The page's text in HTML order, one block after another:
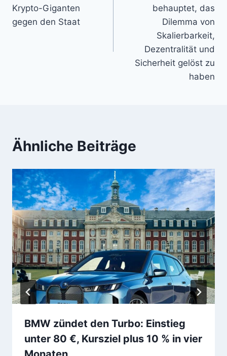
Krypto-Giganten
gegen den Staat
behauptet, das
Dilemma von
Skalierbarkeit,
Dezentralität und
Sicherheit gelöst zu
haben
Ähnliche Beiträge
BMW zündet den Turbo: Einstieg
unter 80 €, Kursziel plus 10 % in vier